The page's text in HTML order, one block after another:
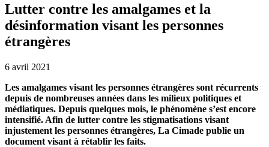
Lutter contre les amalgames et la
désinformation visant les personnes
étrangères
6 avril 2021
Les amalgames visant les personnes étrangères sont récurrents
depuis de nombreuses années dans les milieux politiques et
médiatiques. Depuis quelques mois, le phénomène s’est encore
intensifié. Afin de lutter contre les stigmatisations visant
injustement les personnes étrangères, La Cimade publie un
document visant à rétablir les faits.